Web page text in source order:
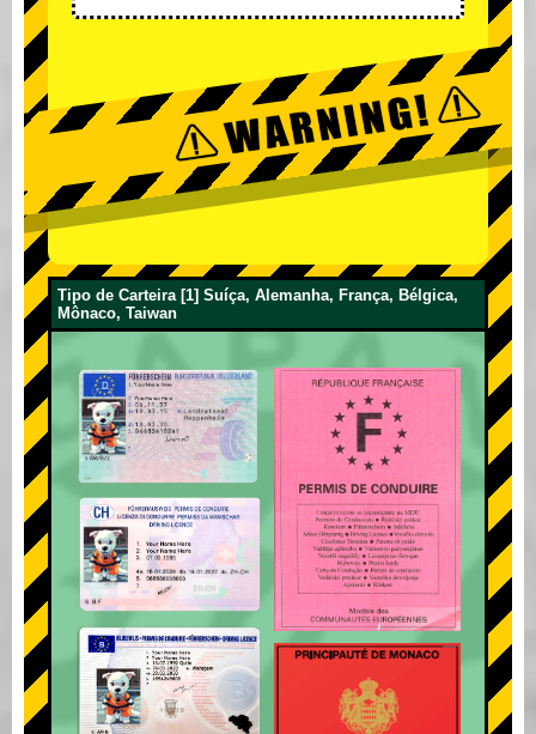
Tipo de Carteira [1] Suíça, Alemanha, França, Bélgica,
Mônaco, Taiwan